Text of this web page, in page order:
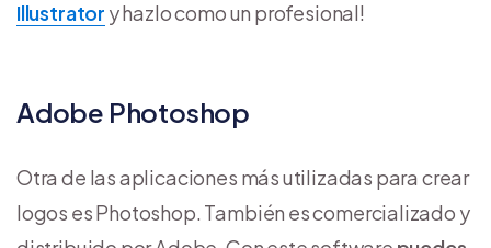
Illustrator y hazlo como un profesional!
Adobe Photoshop
Otra de las aplicaciones más utilizadas para crear
logos es Photoshop. También es comercializado y